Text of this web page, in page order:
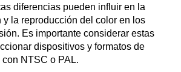
diferencias pueden influir en la
la reproducción del color en los
Es importante considerar estas
dispositivos y formatos de
NTSC o PAL.